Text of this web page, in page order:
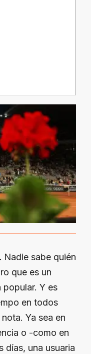
Nadie sabe quién
que es un
Y es
en todos
Ya sea en
o -como en
días, una usuaria